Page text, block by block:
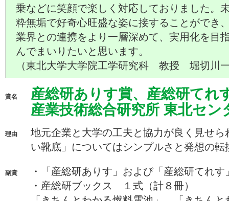
乗などに笑顔で楽しく対応しておりました。
粋無垢で好奇心旺盛な姿に接することができ
業界との連携をより一層深めて、実用化を目
んでまいりたいと思います。
（東北大学大学院工学研究科 教授 堀切川
賞名
産総研ありす賞、産総研てれ
産業技術総合研究所 東北セン
理由
地元企業と大学の工夫と協力が良く見せ
い靴底」についてはシンプルさと発想の
副賞
・「産総研ありす」および「産総研てれ
・産総研ブックス １式（計８冊）